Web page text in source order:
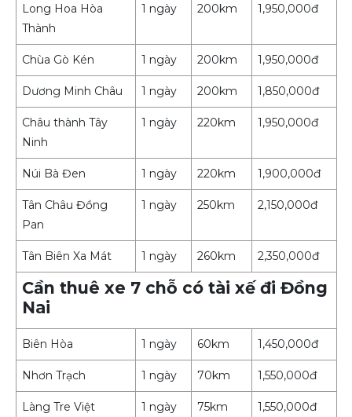
Long Hoa Hòa
Thành
1 ngày 200km 1,950,000đ
Chùa Gò Kén 1 ngày 200km 1,950,000đ
Dương Minh Châu 1 ngày 200km 1,850,000đ
Châu thành Tây
Ninh
1 ngày 220km 1,950,000đ
Núi Bà Đen 1 ngày 220km 1,900,000đ
Tân Châu Đồng
Pan
1 ngày 250km 2,150,000đ
Tân Biên Xa Mát 1 ngày 260km 2,350,000đ
Cần thuê xe 7 chỗ có tài xế đi Đồng
Nai
Biên Hòa 1 ngày 60km 1,450,000đ
Nhơn Trạch 1 ngày 70km 1,550,000đ
Làng Tre Việt 1 ngày 75km 1,550,000đ